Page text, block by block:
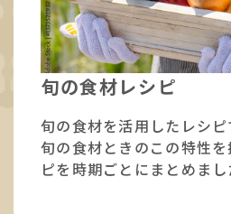
旬の食材レシピ
旬の食材を活用したレシピ
旬の食材ときのこの特性
ピを時期ごとにまとめまし